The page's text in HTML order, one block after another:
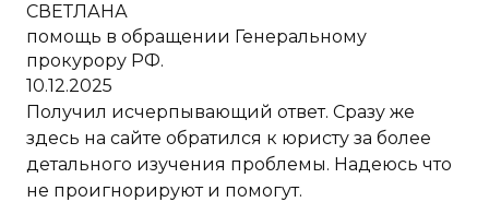
СВЕТЛАНА
помощь в обращении Генеральному
прокурору РФ.
10.12.2025
Получил исчерпывающий ответ. Сразу же
здесь на сайте обратился к юристу за более
детального изучения проблемы. Надеюсь что
не проигнорируют и помогут.